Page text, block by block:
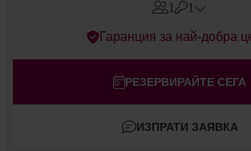
1 1
Errors?
Деца
Гаранция за най-добра
РЕЗЕРВИРАЙТЕ СЕГА
ИЗПРАТИ ЗАЯВКА